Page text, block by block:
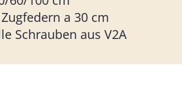
a 30 cm
Schrauben aus V2A